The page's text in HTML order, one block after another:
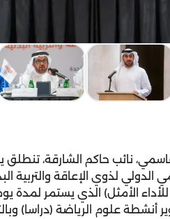
لذوي الإعاقة والتربية
للأداء الأمثل) الذي يستمر
أنشطة علوم الرياضة (دراسا)